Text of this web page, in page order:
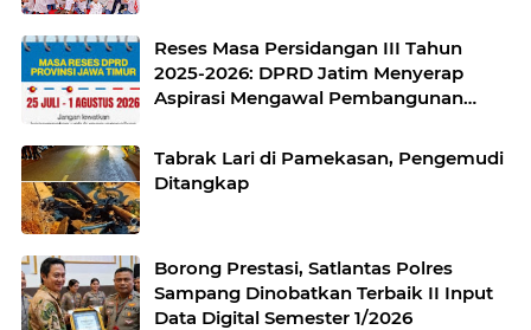
Reses Masa Persidangan III Tahun
2025-2026: DPRD Jatim Menyerap
Aspirasi Mengawal Pembangunan
Tabrak Lari di Pamekasan, Pengemudi
Ditangkap
Borong Prestasi, Satlantas Polres
Sampang Dinobatkan Terbaik II Input
Data Digital Semester 1/2026